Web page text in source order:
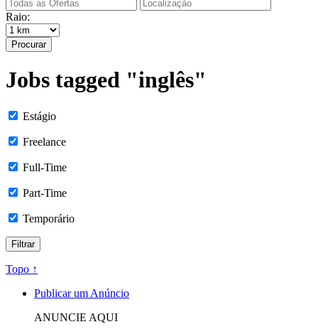
Raio:
Procurar
Jobs tagged "inglês"
Estágio
Freelance
Full-Time
Part-Time
Temporário
Topo ↑
Publicar um Anúncio
ANUNCIE AQUI